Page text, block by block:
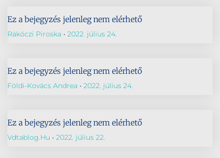
Ez a bejegyzés jelenleg nem elérhető
Rákóczi Piroska 2022. július 24.
Ez a bejegyzés jelenleg nem elérhető
Földi-Kovács Andrea 2022. július 24.
Ez a bejegyzés jelenleg nem elérhető
Vdtablog.hu 2022. július 22.